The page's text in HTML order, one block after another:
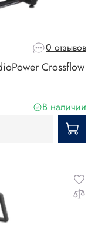
0 отзывов
Crossflow
В наличии